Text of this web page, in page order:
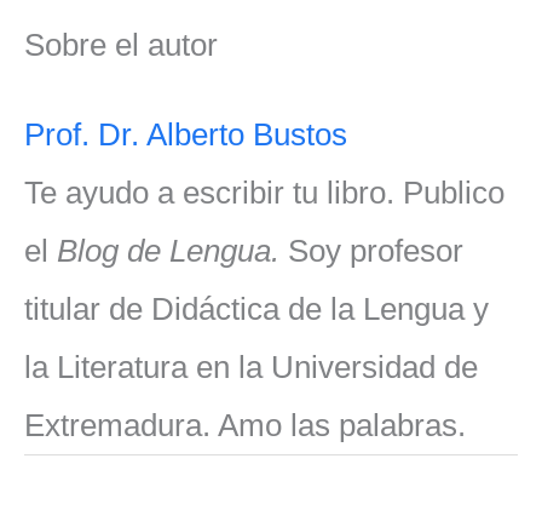
Sobre el autor
Prof. Dr. Alberto Bustos
Te ayudo a escribir tu libro. Publico
el Blog de Lengua. Soy profesor
titular de Didáctica de la Lengua y
la Literatura en la Universidad de
Extremadura. Amo las palabras.